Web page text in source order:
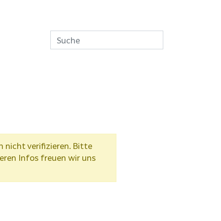
nicht verifizieren. Bitte
Infos freuen wir uns